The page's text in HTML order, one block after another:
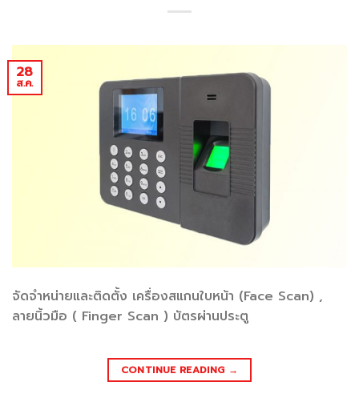
28
ส.ค.
จัดจำหน่ายและติดตั้ง เครื่องสแกนใบหน้า (Face Scan) ,
ลายนิ้วมือ ( Finger Scan ) บัตรผ่านประตู
CONTINUE READING →